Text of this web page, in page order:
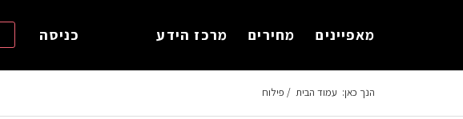
מאפיינים מחירים מרכז הידע כניסה
הנך כאן: עמוד הבית / פילוח